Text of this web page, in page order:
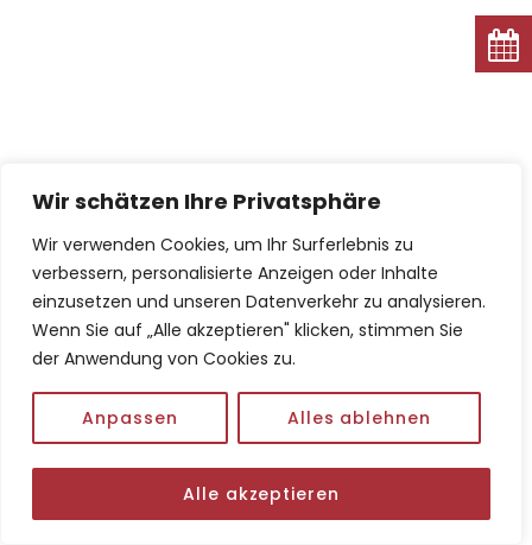
Wir schätzen Ihre Privatsphäre
Wir verwenden Cookies, um Ihr Surferlebnis zu
verbessern, personalisierte Anzeigen oder Inhalte
einzusetzen und unseren Datenverkehr zu analysieren.
Wenn Sie auf „Alle akzeptieren" klicken, stimmen Sie
der Anwendung von Cookies zu.
Anpassen Alles ablehnen
Alle akzeptieren